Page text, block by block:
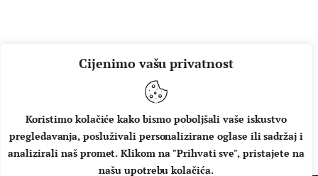
Cijenimo vašu privatnost
Koristimo kolačiće kako bismo poboljšali vaše iskustvo
pregledavanja, posluživali personalizirane oglase ili sadržaj i
analizirali naš promet. Klikom na "Prihvati sve", pristajete na
našu upotrebu kolačića.
O NAMA IMPRESSUM UVJETI KORIŠTENJA